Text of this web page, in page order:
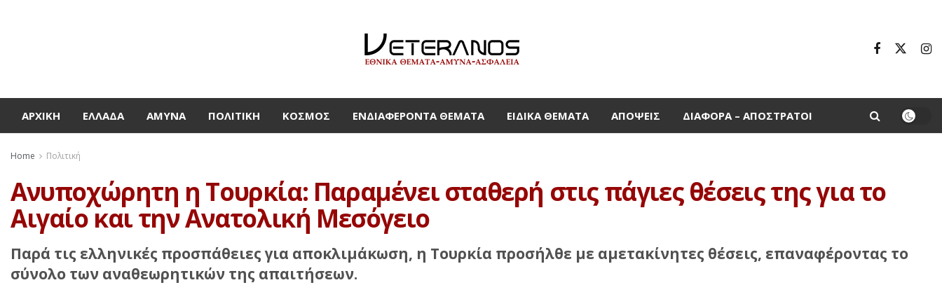
ΑΡΧΙΚΉ ΕΛΛΆΔΑ ΆΜΥΝΑ ΠΟΛΙΤΙΚΉ ΚΌΣΜΟΣ ΕΝΔΙΑΦΈΡΟΝΤΑ ΘΈΜΑΤΑ ΕΙΔΙΚΆ ΘΈΜΑΤΑ ΑΠΌΨΕΙΣ ΔΙΆΦΟΡΑ – ΑΠΌΣΤΡΑΤΟΙ
Home Πολιτική
Ανυποχώρητη η Τουρκία: Παραμένει σταθερή στις πάγιες θέσεις της για το
Αιγαίο και την Ανατολική Μεσόγειο
Παρά τις ελληνικές προσπάθειες για αποκλιμάκωση, η Τουρκία προσήλθε με αμετακίνητες θέσεις, επαναφέροντας το
σύνολο των αναθεωρητικών της απαιτήσεων.